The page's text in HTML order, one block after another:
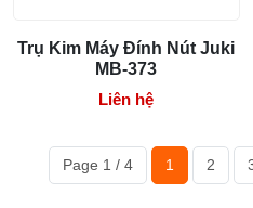
Trụ Kim Máy Đính Nút Juki
MB-373
Liên hệ
Page 1 / 4 1 2